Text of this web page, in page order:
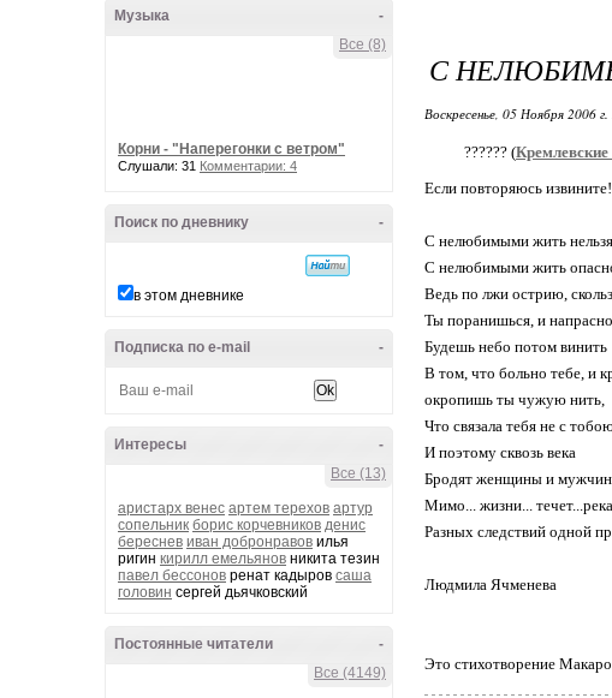
-
Музыка
Все (8)
Корни - "Наперегонки с ветром"
Слушали: 31 Комментарии: 4
-
Поиск по дневнику
в этом дневнике
-
Подписка по e-mail
-
Интересы
Все (13)
аристарх венес артем терехов артур
сопельник борис корчевников денис
береснев иван добронравов илья
ригин кирилл емельянов никита тезин
павел бессонов ренат кадыров саша
головин сергей дьячковский
-
Постоянные читатели
Все (4149)
С
Воскресенье, 05 Ноября 2006
?????? (
Если повторяюсь
С нелюбимыми жить
С нелюбимыми жить
Ведь по лжи острию,
Ты поранишься, и напрасно
Будешь небо потом винить
В том, что больно тебе, и
окропишь ты чужую нить,
Что связала тебя не с
И поэтому сквозь века
Бродят женщины и
Мимо... жизни...
Разных следствий одной
Людмила Ячменева
Это стихотворение